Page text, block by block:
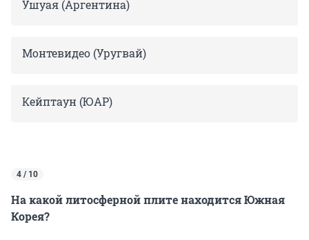
Ушуая (Аргентина)
Монтевидео (Уругвай)
Кейптаун (ЮАР)
4 / 10
На какой литосферной плите находится Южная
Корея?